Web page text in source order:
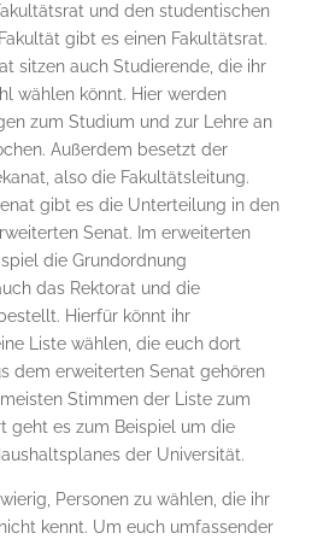
und den studentischen
gibt es einen Fakultätsrat.
sitzen auch Studierende, die ihr
wählen könnt. Hier werden
zum Studium und zur Lehre an
Außerdem besetzt der
also die Fakultätsleitung.
gibt es die Unterteilung in den
Senat. Im erweiterten
die Grundordnung
das Rektorat und die
Hierfür könnt ihr
Liste wählen, die euch dort
dem erweiterten Senat gehören
Stimmen der Liste zum
geht es zum Beispiel um die
der Universität.
Personen zu wählen, die ihr
kennt. Um euch umfassender